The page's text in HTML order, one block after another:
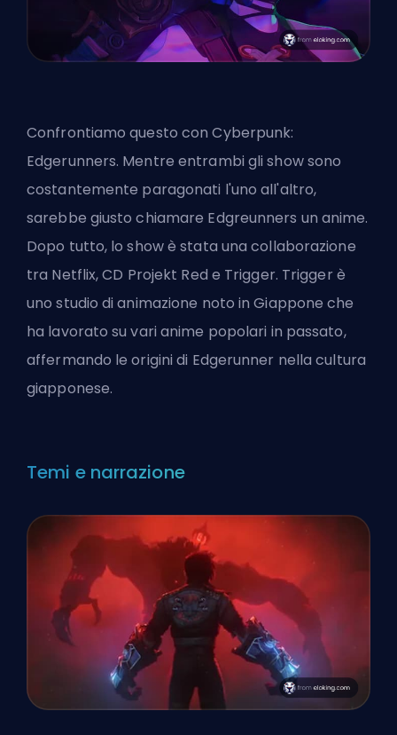
Confrontiamo questo con Cyberpunk:
Edgerunners. Mentre entrambi gli show sono
costantemente paragonati l'uno all'altro,
sarebbe giusto chiamare Edgreunners un anime.
Dopo tutto, lo show è stata una collaborazione
tra Netflix, CD Projekt Red e Trigger. Trigger è
uno studio di animazione noto in Giappone che
ha lavorato su vari anime popolari in passato,
affermando le origini di Edgerunner nella cultura
giapponese.
Temi e narrazione